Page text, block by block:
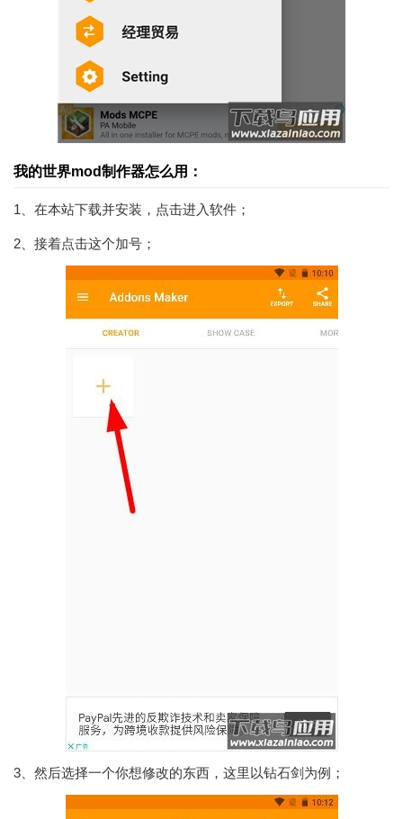
我的世界mod制作器怎么用：
1、在本站下载并安装，点击进入软件；
2、接着点击这个加号；
3、然后选择一个你想修改的东西，这里以钻石剑为例；